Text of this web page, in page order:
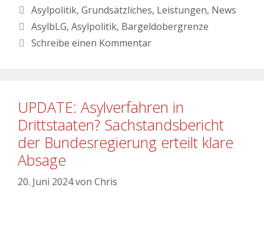
Asylpolitik, Grundsätzliches, Leistungen, News
AsylbLG, Asylpolitik, Bargeldobergrenze
Schreibe einen Kommentar
UPDATE: Asylverfahren in
Drittstaaten? Sachstandsbericht
der Bundesregierung erteilt klare
Absage
20. Juni 2024von Chris